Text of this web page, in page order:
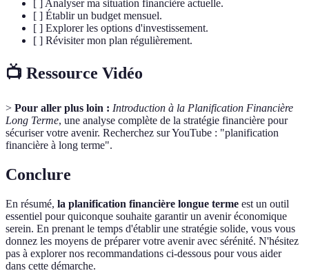
[ ] Analyser ma situation financière actuelle.
[ ] Établir un budget mensuel.
[ ] Explorer les options d'investissement.
[ ] Révisiter mon plan régulièrement.
📺 Ressource Vidéo
> Pour aller plus loin : Introduction à la Planification Financière
Long Terme, une analyse complète de la stratégie financière pour
sécuriser votre avenir. Recherchez sur YouTube : "planification
financière à long terme".
Conclure
En résumé, la planification financière longue terme est un outil
essentiel pour quiconque souhaite garantir un avenir économique
serein. En prenant le temps d'établir une stratégie solide, vous vous
donnez les moyens de préparer votre avenir avec sérénité. N'hésitez
pas à explorer nos recommandations ci-dessous pour vous aider
dans cette démarche.